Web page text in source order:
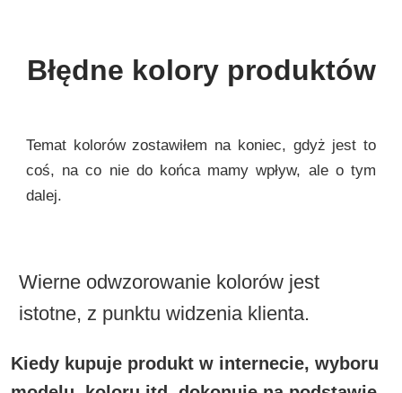
Błędne kolory produktów
Temat kolorów zostawiłem na koniec, gdyż jest to
coś, na co nie do końca mamy wpływ, ale o tym
dalej.
Wierne odwzorowanie kolorów jest
istotne, z punktu widzenia klienta.
Kiedy kupuje produkt w internecie, wyboru